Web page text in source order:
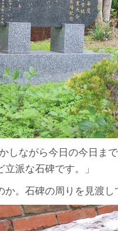
しながら今日の今日ま
派な石碑です。」
。石碑の周りを見渡